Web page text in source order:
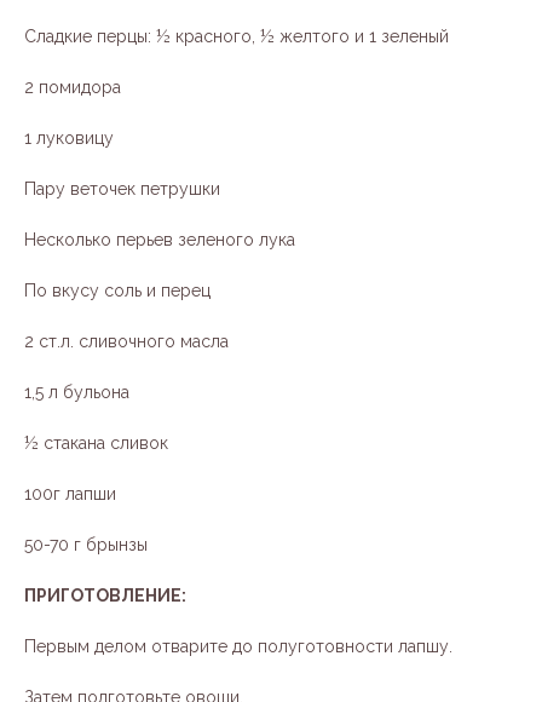
Сладкие перцы: ½ красного, ½ желтого и 1 зеленый
2 помидора
1 луковицу
Пару веточек петрушки
Несколько перьев зеленого лука
По вкусу соль и перец
2 ст.л. сливочного масла
1,5 л бульона
½ стакана сливок
100г лапши
50-70 г брынзы
ПРИГОТОВЛЕНИЕ:
Первым делом отварите до полуготовности лапшу.
Затем подготовьте овощи.